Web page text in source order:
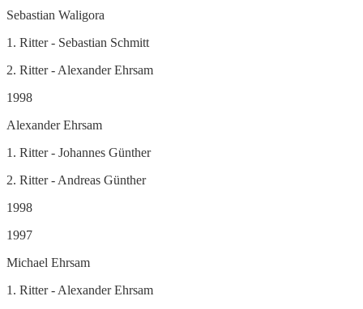
Sebastian Waligora
1. Ritter - Sebastian Schmitt
2. Ritter - Alexander Ehrsam
1998
Alexander Ehrsam
1. Ritter - Johannes Günther
2. Ritter - Andreas Günther
1998
1997
Michael Ehrsam
1. Ritter - Alexander Ehrsam